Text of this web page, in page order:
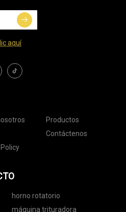
aquí
Productos
Contáctenos
horno rotatorio
máquina trituradora